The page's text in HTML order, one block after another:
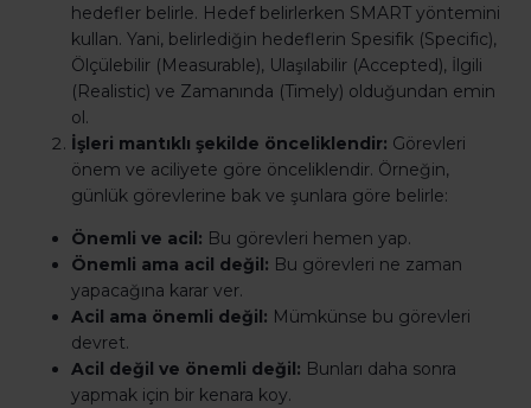
hedefler belirle. Hedef belirlerken SMART yöntemini
kullan. Yani, belirlediğin hedeflerin Spesifik (Specific),
Ölçülebilir (Measurable), Ulaşılabilir (Accepted), İlgili
(Realistic) ve Zamanında (Timely) olduğundan emin
ol.
İşleri mantıklı şekilde önceliklendir: Görevleri
önem ve aciliyete göre önceliklendir. Örneğin,
günlük görevlerine bak ve şunlara göre belirle:
Önemli ve acil: Bu görevleri hemen yap.
Önemli ama acil değil: Bu görevleri ne zaman
yapacağına karar ver.
Acil ama önemli değil: Mümkünse bu görevleri
devret.
Acil değil ve önemli değil: Bunları daha sonra
yapmak için bir kenara koy.